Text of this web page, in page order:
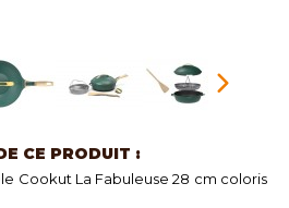
CE PRODUIT :
Cookut La Fabuleuse 28 cm coloris